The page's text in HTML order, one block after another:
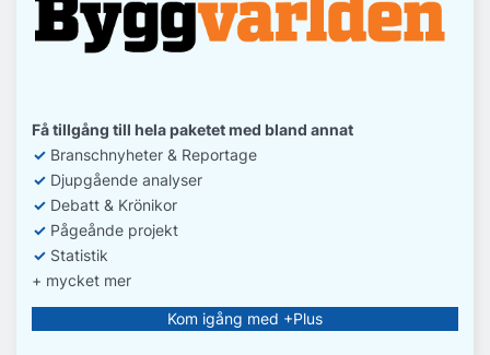
Få tillgång till hela paketet med bland annat
✓ Branschnyheter & Reportage
✓ Djupgående analyser
✓ Debatt & Krönikor
✓ Pågeånde projekt
✓ Statistik
+ mycket mer
Kom igång med +Plus